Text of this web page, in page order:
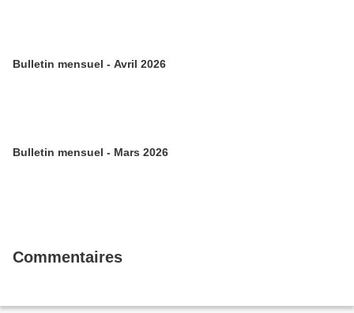
Bulletin mensuel - Avril 2026
Bulletin mensuel - Mars 2026
Commentaires